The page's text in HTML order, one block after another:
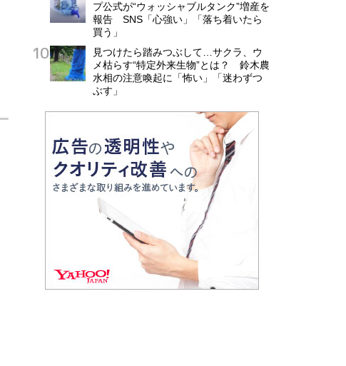
プ公式が“ウォッシャブルタンク”増産を
報告 SNS「心強い」「落ち着いたら
買う」
見つけたら踏みつぶして…サクラ、ウ
メ枯らす“特定外来生物”とは？ 鈴木農
水相の注意喚起に「怖い」「迷わずつ
ぶす」